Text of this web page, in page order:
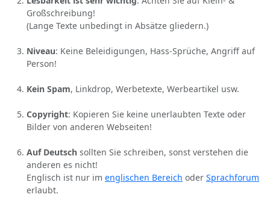
Großschreibung!
(Lange Texte unbedingt in Absätze gliedern.)
Niveau: Keine Beleidigungen, Hass-Sprüche, Angriff auf
Person!
Kein Spam, Linkdrop, Werbetexte, Werbeartikel usw.
Copyright: Kopieren Sie keine unerlaubten Texte oder
Bilder von anderen Webseiten!
Auf Deutsch sollten Sie schreiben, sonst verstehen die
anderen es nicht!
Englisch ist nur im englischen Bereich oder Sprachforum
erlaubt.